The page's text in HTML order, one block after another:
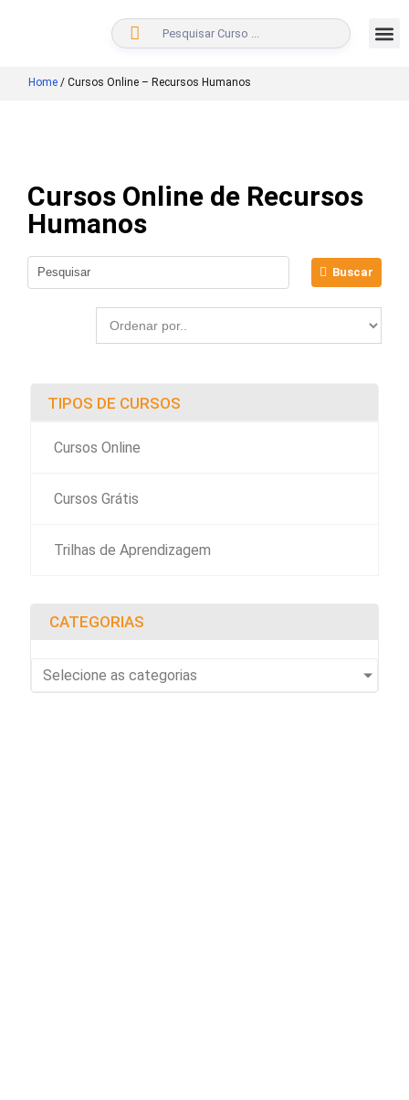
BUSCAR
Home / Cursos Online – Recursos Humanos
Cursos Online de Recursos
Humanos
Buscar
TIPOS DE CURSOS
Cursos Online
Cursos Grátis
Trilhas de Aprendizagem
CATEGORIAS
Selecione as categorias